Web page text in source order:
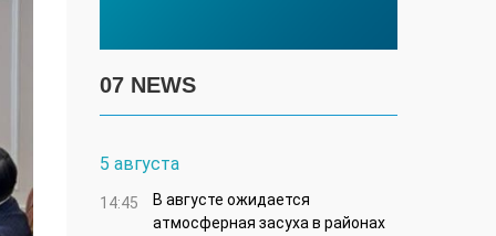
07 NEWS
5 августа
14:45
В августе ожидается
атмосферная засуха в районах